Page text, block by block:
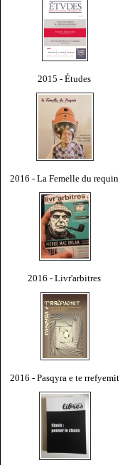
2015 - Études
2016 - La Femelle du requin
2016 - Livr'arbitres
2016 - Pasqyra e te rrefyemit